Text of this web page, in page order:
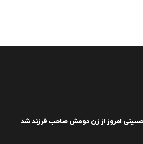
امروز از زن دومش صاحب فرزند شد